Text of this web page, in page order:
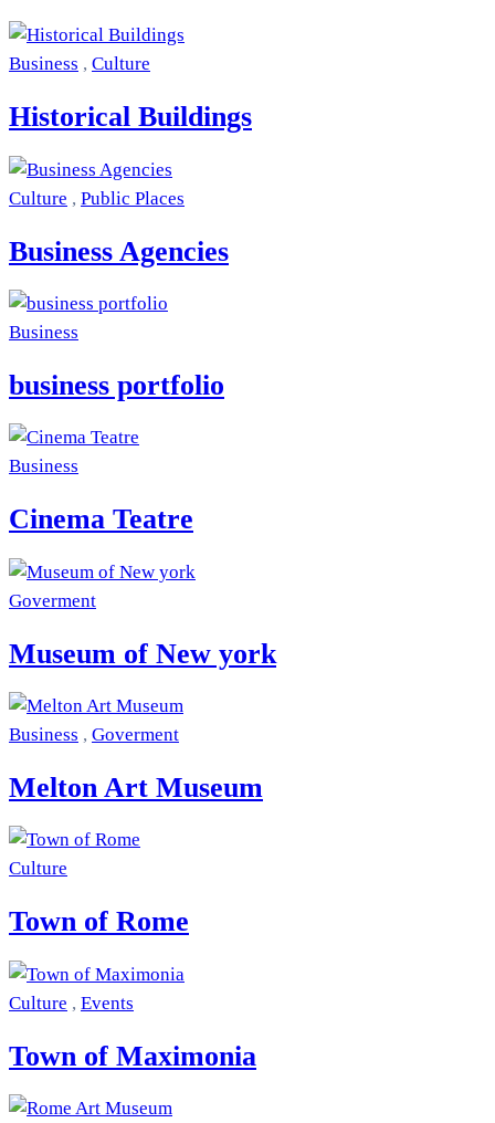
Business , Culture
Historical Buildings
Culture , Public Places
Business Agencies
Business
business portfolio
Business
Cinema Teatre
Goverment
Museum of New york
Business , Goverment
Melton Art Museum
Culture
Town of Rome
Culture , Events
Town of Maximonia